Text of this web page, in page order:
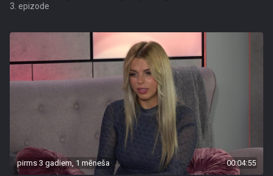
3. epizode
pirms 3 gadiem, 1 mēneša 00:04:55